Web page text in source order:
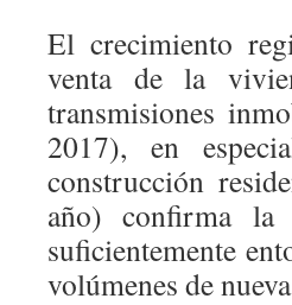
El crecimiento
venta de la
transmisiones
2017), en
construcción
año) confirma la
suficientemente
volúmenes de